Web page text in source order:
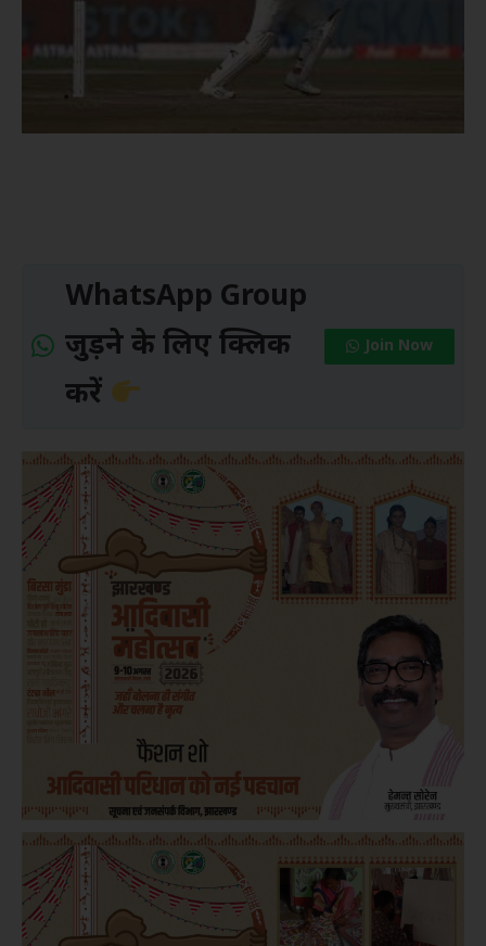
WhatsApp Group
जुड़ने के लिए क्लिक
करें
Join Now